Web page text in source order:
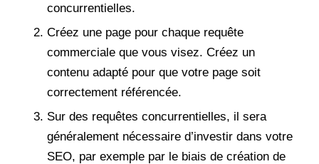
concurrentielles.
Créez une page pour chaque requête
commerciale que vous visez. Créez un
contenu adapté pour que votre page soit
correctement référencée.
Sur des requêtes concurrentielles, il sera
généralement nécessaire d’investir dans votre
SEO, par exemple par le biais de création de